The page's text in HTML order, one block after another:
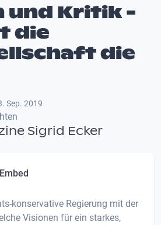
und Kritik -
die
die
Sep. 2019
Sigrid Ecker
Embed
konservative Regierung mit der
Visionen für ein starkes,